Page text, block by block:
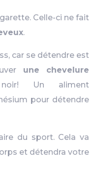
Celle-ci ne fait
.
car se détendre est
une chevelure
Un aliment
pour détendre
du sport. Cela va
et détendra votre